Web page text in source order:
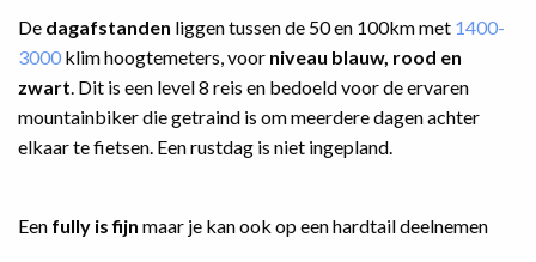
De dagafstanden liggen tussen de 50 en 100km met 1400-
3000 klim hoogtemeters, voor niveau blauw, rood en
zwart . Dit is een level 8 reis en bedoeld voor de ervaren
mountainbiker die getraind is om meerdere dagen achter
elkaar te fietsen. Een rustdag is niet ingepland.
Een fully is fijn maar je kan ook op een hardtail deelnemen